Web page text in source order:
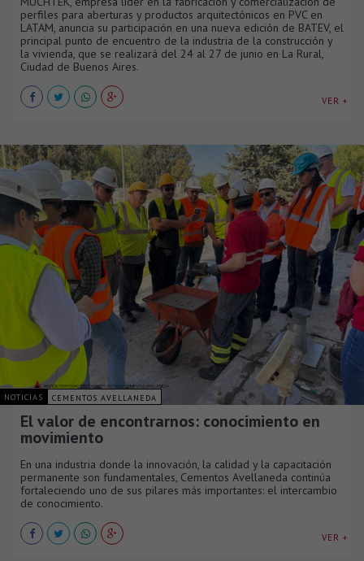
perfiles para aberturas y productos arquitectónicos en PVC en
LATAM, anuncia su participación en una nueva edición de BATEV, el
principal punto de encuentro de la industria de la construcción y
la vivienda, que se realizará del 24 al 27 de junio en La Rural,
Ciudad de Buenos Aires.
VER +
NOTICIAS CEMENTOS AVELLANEDA
El valor de encontrarnos: conocimiento en
movimiento
En una industria donde la innovación, la calidad y la capacitación
permanente son fundamentales, Cementos Avellaneda continúa
fortaleciendo uno de sus pilares más importantes: el intercambio
de conocimiento.
VER +